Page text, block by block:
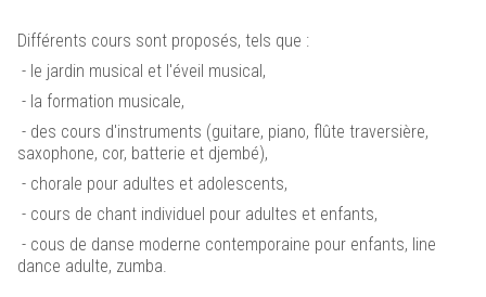
Différents cours sont proposés, tels que :
- le jardin musical et l'éveil musical,
- la formation musicale,
- des cours d'instruments (guitare, piano, flûte traversière,
saxophone, cor, batterie et djembé),
- chorale pour adultes et adolescents,
- cours de chant individuel pour adultes et enfants,
- cous de danse moderne contemporaine pour enfants, line
dance adulte, zumba.